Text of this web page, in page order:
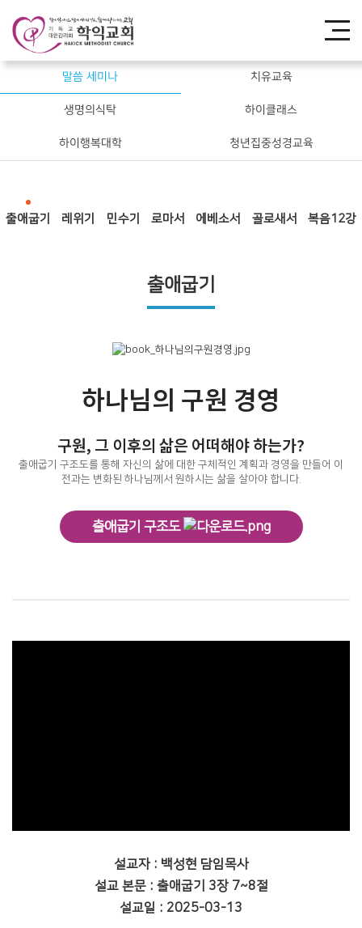
말씀 세미나 치유교육
생명의식탁 하이클래스
하이행복대학 청년집중성경교육
출애굽기 레위기 민수기 로마서 에베소서 골로새서 복음12강
출애굽기
하나님의 구원 경영
구원, 그 이후의 삶은 어떠해야 하는가?
출애굽기 구조도를 통해 자신의 삶에 대한 구체적인 계획과 경영을 만들어 이
전과는 변화된 하나님께서 원하시는 삶을 살아야 합니다.
출애굽기 구조도
설교자 : 백성현 담임목사
설교 본문 : 출애굽기 3장 7~8절
설교일 : 2025-03-13